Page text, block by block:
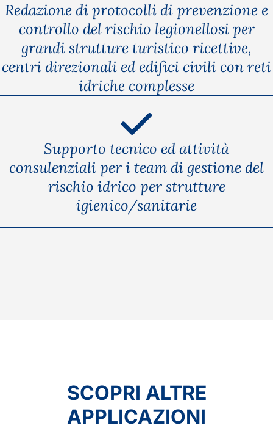
Redazione di protocolli di prevenzione e
controllo del rischio legionellosi per
grandi strutture turistico ricettive,
centri direzionali ed edifici civili con reti
idriche complesse
Supporto tecnico ed attività
consulenziali per i team di gestione del
rischio idrico per strutture
igienico/sanitarie
SCOPRI ALTRE
APPLICAZIONI